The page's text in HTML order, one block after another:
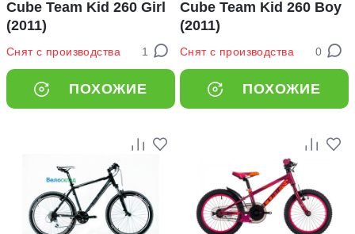
Cube Team Kid 260 Girl
(2011)
Снят с производства 1
ПОХОЖИЕ
Cube Team Kid 260 Boy
(2011)
Снят с производства 0
ПОХОЖИЕ